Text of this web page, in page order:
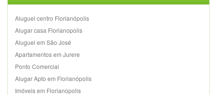
Aluguel centro Florianópolis
Alugar casa Florianopolis
Aluguel em São José
Apartamentos em Jurere
Ponto Comercial
Alugar Apto em Florianópolis
Imóveis em Florianopolis